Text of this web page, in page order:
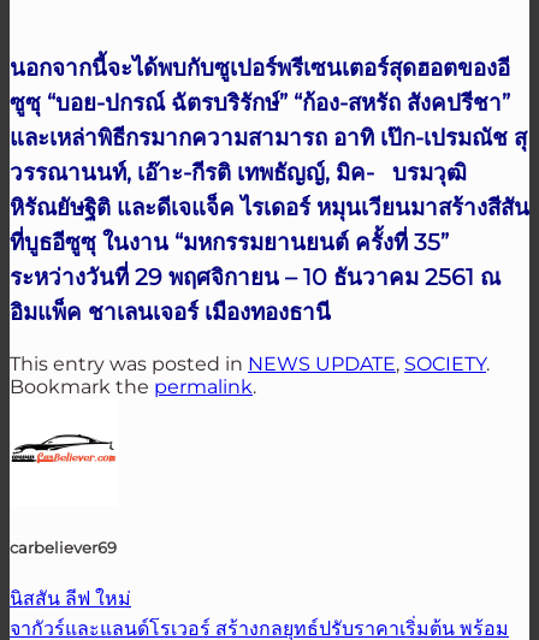
นอกจากนี้จะได้พบกับซูเปอร์พรีเซนเตอร์สุดฮอตของอี
ซูซุ “บอย-ปกรณ์ ฉัตรบริรักษ์” “ก้อง-สหรัถ สังคปรีชา”
และเหล่าพิธีกรมากความสามารถ อาทิ เป๊ก-เปรมณัช สุ
วรรณานนท์, เอ๊าะ-กีรติ เทพธัญญ์, มิค- บรมวุฒิ
หิรัณยัษฐิติ และดีเจแจ็ค ไรเดอร์ หมุนเวียนมาสร้างสีสัน
ที่บูธอีซูซุ ในงาน “มหกรรมยานยนต์ ครั้งที่ 35”
ระหว่างวันที่ 29 พฤศจิกายน – 10 ธันวาคม 2561 ณ
อิมแพ็ค ชาเลนเจอร์ เมืองทองธานี
This entry was posted in NEWS UPDATE, SOCIETY.
Bookmark the permalink.
carbeliever69
นิสสัน ลีฟ ใหม่
จากัวร์และแลนด์โรเวอร์ สร้างกลยุทธ์ปรับราคาเริ่มต้น พร้อม